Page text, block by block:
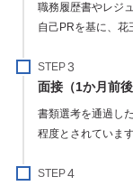
職務履歴書やレジ
自己PRを基に、花
STEP
面接（1か月前後
書類選考を通過し
程度とされています
STEP